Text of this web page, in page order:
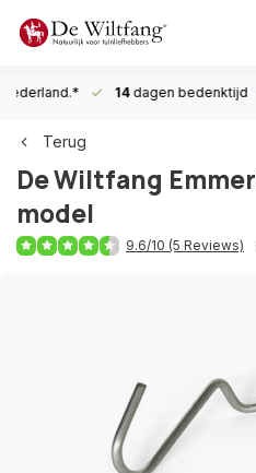
14dagen bedenktijd
Terug
De Wiltfang
model
9.6/10 (5 Reviews)